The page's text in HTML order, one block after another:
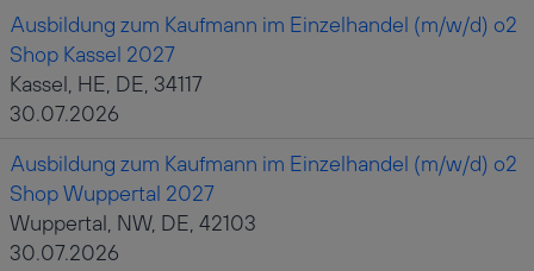
Ausbildung zum Kaufmann im Einzelhandel (m/w/d) o2
Shop Kassel 2027
Kassel, HE, DE, 34117
30.07.2026
Ausbildung zum Kaufmann im Einzelhandel (m/w/d) o2
Shop Wuppertal 2027
Wuppertal, NW, DE, 42103
30.07.2026